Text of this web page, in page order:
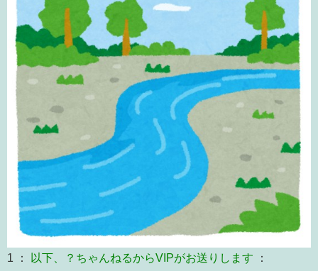
1 ： 以下、？ちゃんねるからVIPがお送りします ：